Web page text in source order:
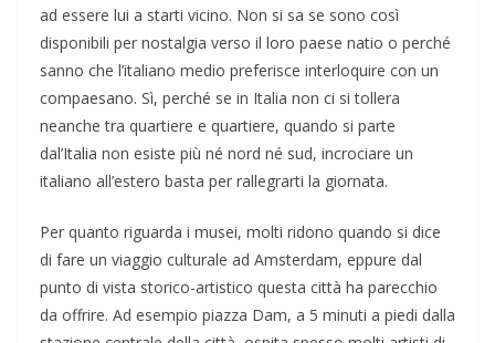
ad essere lui a starti vicino. Non si sa se sono così
disponibili per nostalgia verso il loro paese natio o perché
sanno che l’italiano medio preferisce interloquire con un
compaesano. Sì, perché se in Italia non ci si tollera
neanche tra quartiere e quartiere, quando si parte
dal’Italia non esiste più né nord né sud, incrociare un
italiano all’estero basta per rallegrarti la giornata.
Per quanto riguarda i musei, molti ridono quando si dice
di fare un viaggio culturale ad Amsterdam, eppure dal
punto di vista storico-artistico questa città ha parecchio
da offrire. Ad esempio piazza Dam, a 5 minuti a piedi dalla